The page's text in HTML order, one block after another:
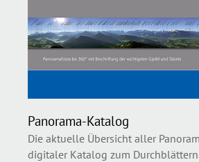
Panorama-Katalog
Die aktuelle Übersicht aller
digitaler Katalog zum